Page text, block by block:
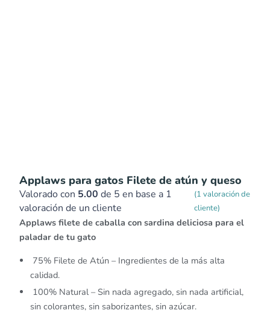
Applaws para gatos Filete de atún y queso
Valorado con 5.00 de 5 en base a 1
valoración de un cliente
(1 valoración de
cliente)
Applaws filete de caballa con sardina deliciosa para el
paladar de tu gato
75% Filete de Atún – Ingredientes de la más alta
calidad.
100% Natural – Sin nada agregado, sin nada artificial,
sin colorantes, sin saborizantes, sin azúcar.